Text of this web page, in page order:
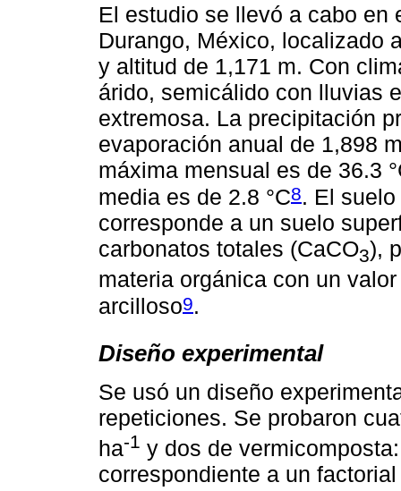
El estudio se llevó a cabo en
Durango, México, localizado
y altitud de 1,171 m. Con
árido, semicálido con lluvias
extremosa. La precipitación
evaporación anual de 1,898
máxima mensual es de 36.3
media es de 2.8 °C8. El
corresponde a un suelo
carbonatos totales (CaCO3),
materia orgánica con un
arcilloso9.
Diseño experimental
Se usó un diseño
repeticiones. Se probaron
ha-1 y dos de
correspondiente a un